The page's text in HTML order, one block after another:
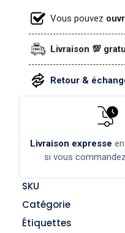
Vous pouvez
Livraison 💯
Retour &
Livraison expresse en
si vous commandez
SKU
Catégorie
Étiquettes